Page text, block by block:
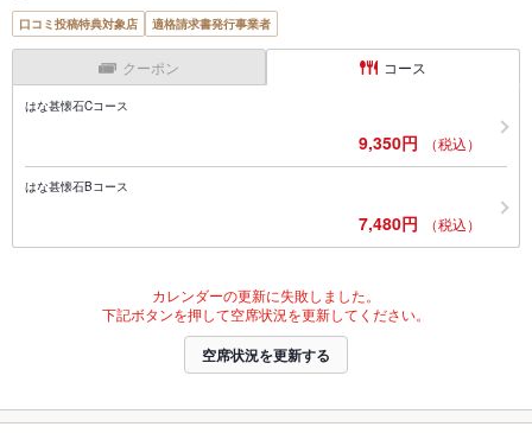
口コミ投稿特典対象店 適格請求書発行事業者
クーポン コース
はな甚懐石Cコース
9,350円 （税込）
はな甚懐石Bコース
7,480円 （税込）
カレンダーの更新に失敗しました。
下記ボタンを押して空席状況を更新してください。
空席状況を更新する